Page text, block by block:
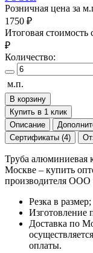
Розничная цена за
1750 ₽
Итоговая
₽
Количество:
м.п.
В корзину
Купить в 1 клик
Описание
Сертификаты (4)
Труба алюминиевая
Москве – купить
производителя
Резка в размер;
Изготовление
Доставка по
оплаты.